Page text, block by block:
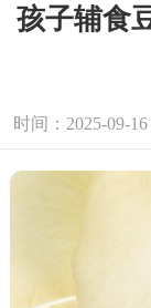
孩子辅食
时间：2025-09-16